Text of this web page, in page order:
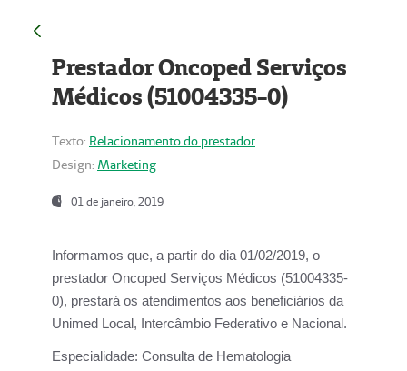
Prestador Oncoped Serviços
Médicos (51004335-0)
Texto: Relacionamento do prestador
Design: Marketing
01 de janeiro, 2019
Informamos que, a partir do dia 01/02/2019, o
prestador Oncoped Serviços Médicos (51004335-
0), prestará os atendimentos aos beneficiários da
Unimed Local, Intercâmbio Federativo e Nacional.
Especialidade: Consulta de Hematologia